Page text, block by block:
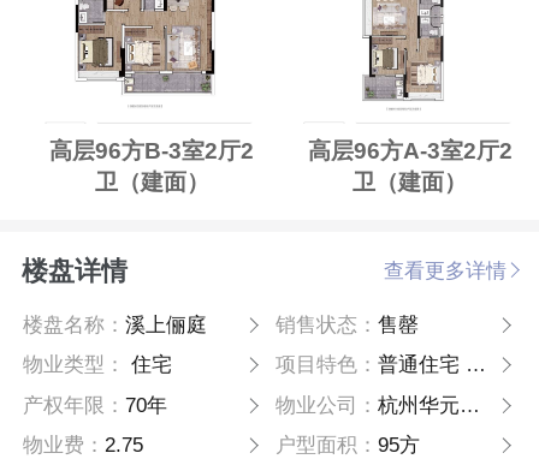
高层96方B-3室2厅2
卫（建面）
高层96方A-3室2厅2
卫（建面）
楼盘详情 查看更多详情
楼盘名称：溪上俪庭 销售状态： 售罄
物业类型：
住宅 项目特色： 普通住宅 毛坯 品牌地产
产权年限：70年 物业公司： 杭州华元物业管理有限公司
物业费：2.75 户型面积： 95方